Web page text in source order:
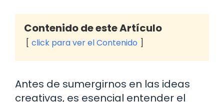
Contenido de este Artículo
click para ver el Contenido
Antes de sumergirnos en las ideas
creativas, es esencial entender el